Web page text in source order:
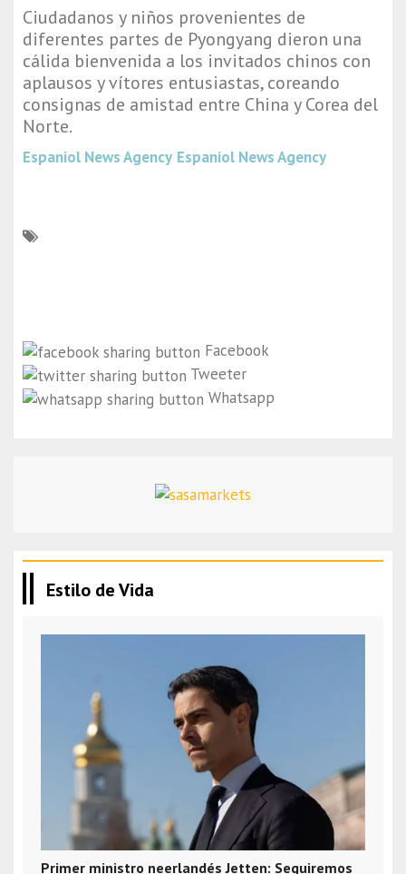
Ciudadanos y niños provenientes de
diferentes partes de Pyongyang dieron una
cálida bienvenida a los invitados chinos con
aplausos y vítores entusiastas, coreando
consignas de amistad entre China y Corea del
Norte.
Espaniol News Agency Espaniol News Agency
Facebook
Tweeter
Whatsapp
Estilo de Vida
Primer ministro neerlandés Jetten: Seguiremos